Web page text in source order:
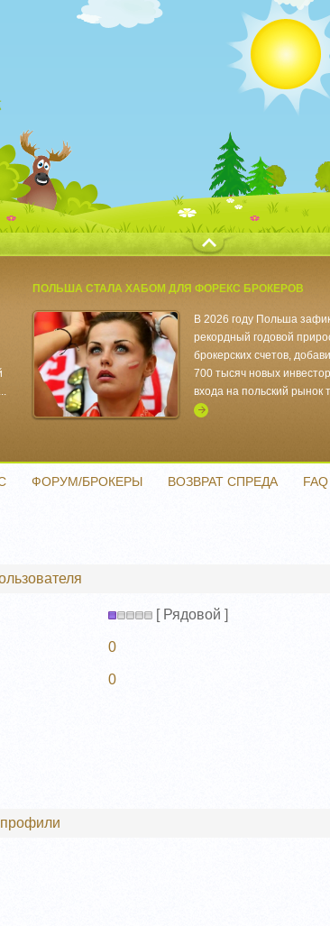
ПОЛЬША СТАЛА ХАБОМ ДЛЯ ФОРЕКС БРОКЕРОВ
В 2026 году Польша
рекордный годовой
брокерских счетов,
700 тысяч новых
входа на польский рынок
ФОРУМ/БРОКЕРЫ ВОЗВРАТ СПРЕДА
[ Рядовой ]
0
0